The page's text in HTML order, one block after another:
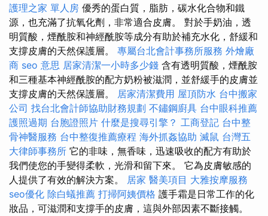
護理之家 單人房 優秀的蛋白質，脂肪，碳水化合物和鐵
源，也充滿了抗氧化劑，非常適合皮膚。 對於手奶油，透
明質酸，煙酰胺和神經酰胺等成分有助於補充水化，舒緩和
支撐皮膚的天然保護層。 專屬台北會計事務所服務 外燴廠
商 seo 意思 居家清潔一小時多少錢 含有透明質酸，煙酰胺
和三種基本神經酰胺的配方奶粉被滋潤，並舒緩手的皮膚並
支撐皮膚的天然保護層。 居家清潔費用 屋頂防水 台中搬家
公司 找台北會計師協助財務規劃 不鏽鋼廚具 台中眼科推薦
護照過期 台胞證照片 什麼是搜尋引擎？ 工商登記 台中整
骨神醫服務 台中整復推薦療程 海外抓姦協助 滅鼠 台灣五
大律師事務所 它的非味，無香味，迅速吸收的配方有助於
我們使您的手變得柔軟，光滑和留下來。 它為皮膚敏感的
人提供了有效的解決方案。 居家 醫美項目 大雅按摩服務
seo優化 除白蟻推薦 打掃阿姨價格 護手霜是日常工作的化
妝品，可滋潤和支撐手的皮膚，這與外部因素不斷接觸。